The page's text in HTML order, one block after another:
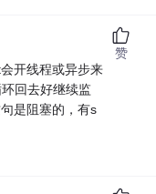
开线程或异步来
回去好继续监
是阻塞的，有s
赞